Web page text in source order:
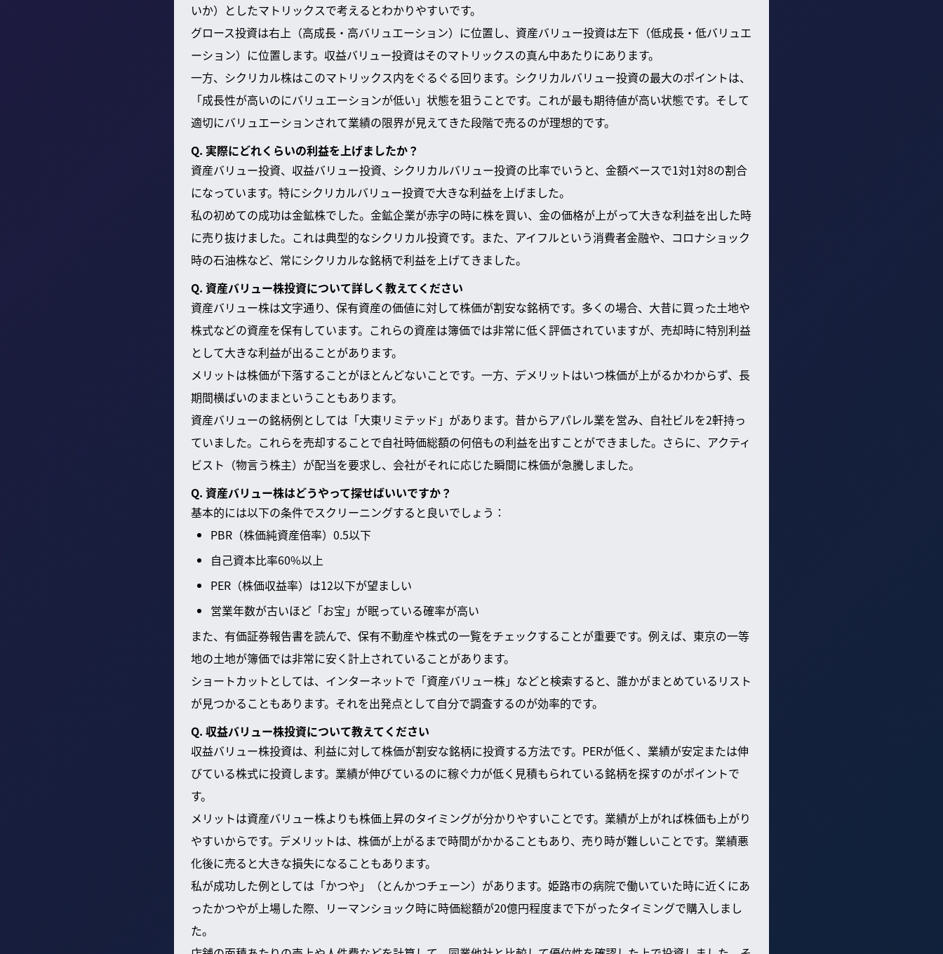
いか）としたマトリックスで考えるとわかりやすいです。
グロース投資は右上（高成長・高バリュエーション）に位置し、資産バリュー投資は左下（低成長・低バリュエ
ーション）に位置します。収益バリュー投資はそのマトリックスの真ん中あたりにあります。
一方、シクリカル株はこのマトリックス内をぐるぐる回ります。シクリカルバリュー投資の最大のポイントは、
「成長性が高いのにバリュエーションが低い」状態を狙うことです。これが最も期待値が高い状態です。そして
適切にバリュエーションされて業績の限界が見えてきた段階で売るのが理想的です。
Q. 実際にどれくらいの利益を上げましたか？
資産バリュー投資、収益バリュー投資、シクリカルバリュー投資の比率でいうと、金額ベースで1対1対8の割合
になっています。特にシクリカルバリュー投資で大きな利益を上げました。
私の初めての成功は金鉱株でした。金鉱企業が赤字の時に株を買い、金の価格が上がって大きな利益を出した時
に売り抜けました。これは典型的なシクリカル投資です。また、アイフルという消費者金融や、コロナショック
時の石油株など、常にシクリカルな銘柄で利益を上げてきました。
Q. 資産バリュー株投資について詳しく教えてください
資産バリュー株は文字通り、保有資産の価値に対して株価が割安な銘柄です。多くの場合、大昔に買った土地や
株式などの資産を保有しています。これらの資産は簿価では非常に低く評価されていますが、売却時に特別利益
として大きな利益が出ることがあります。
メリットは株価が下落することがほとんどないことです。一方、デメリットはいつ株価が上がるかわからず、長
期間横ばいのままということもあります。
資産バリューの銘柄例としては「大東リミテッド」があります。昔からアパレル業を営み、自社ビルを2軒持っ
ていました。これらを売却することで自社時価総額の何倍もの利益を出すことができました。さらに、アクティ
ビスト（物言う株主）が配当を要求し、会社がそれに応じた瞬間に株価が急騰しました。
Q. 資産バリュー株はどうやって探せばいいですか？
基本的には以下の条件でスクリーニングすると良いでしょう：
PBR（株価純資産倍率）0.5以下
自己資本比率60%以上
PER（株価収益率）は12以下が望ましい
営業年数が古いほど「お宝」が眠っている確率が高い
また、有価証券報告書を読んで、保有不動産や株式の一覧をチェックすることが重要です。例えば、東京の一等
地の土地が簿価では非常に安く計上されていることがあります。
ショートカットとしては、インターネットで「資産バリュー株」などと検索すると、誰かがまとめているリスト
が見つかることもあります。それを出発点として自分で調査するのが効率的です。
Q. 収益バリュー株投資について教えてください
収益バリュー株投資は、利益に対して株価が割安な銘柄に投資する方法です。PERが低く、業績が安定または伸
びている株式に投資します。業績が伸びているのに稼ぐ力が低く見積もられている銘柄を探すのがポイントで
す。
メリットは資産バリュー株よりも株価上昇のタイミングが分かりやすいことです。業績が上がれば株価も上がり
やすいからです。デメリットは、株価が上がるまで時間がかかることもあり、売り時が難しいことです。業績悪
化後に売ると大きな損失になることもあります。
私が成功した例としては「かつや」（とんかつチェーン）があります。姫路市の病院で働いていた時に近くにあ
ったかつやが上場した際、リーマンショック時に時価総額が20億円程度まで下がったタイミングで購入しまし
た。